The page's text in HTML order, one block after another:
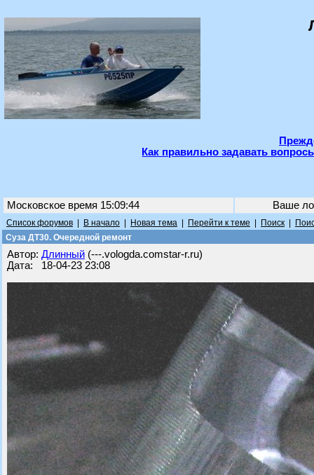
Как правильно задавать
Московское время 15:09:44 Ваше
Список форумов В начало Новая тема Перейти к теме Поиск
Суза ДТ30. Очередной ремонт
Автор: Длинный (---.vologda.comstar-r.ru)
Дата: 18-04-23 23:08